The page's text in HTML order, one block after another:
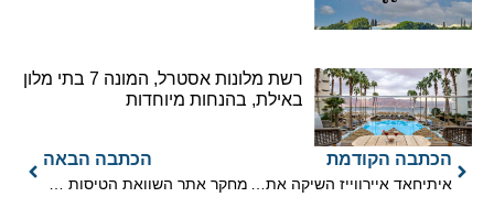
רשת מלונות אסטרל, המונה 7 בתי מלון
באילת, בהנחות מיוחדות
הכתבה הקודמת
איתיחאד איירווייז השיקה אתר אינטרנט בשפה העברית
הכתבה הבאה
מחקר אתר השוואת הטיסות סקייסקאנר: "העולם החדש של הנסיעות"